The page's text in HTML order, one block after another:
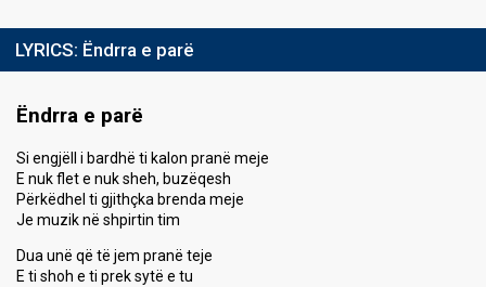
LYRICS: Ëndrra e parë
Ëndrra e parë
Si engjëll i bardhë ti kalon pranë meje
E nuk flet e nuk sheh, buzëqesh
Përkëdhel ti gjithçka brenda meje
Je muzik në shpirtin tim
Dua unë që të jem pranë teje
E ti shoh e ti prek sytë e tu